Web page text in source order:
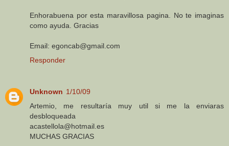
Enhorabuena por esta maravillosa pagina. No te imaginas
como ayuda. Gracias
Email: egoncab@gmail.com
Responder
Unknown 1/10/09
Artemio, me resultaría muy util si me la enviaras
desbloqueada
acastellola@hotmail.es
MUCHAS GRACIAS